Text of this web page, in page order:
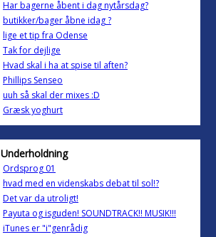
Har bagerne åbent i dag nytårsdag?
butikker/bager åbne idag ?
lige et tip fra Odense
Tak for dejlige
Hvad skal i ha at spise til aften?
Phillips Senseo
uuh så skal der mixes :D
Græsk yoghurt
Underholdning
Ordsprog 01
hvad med en videnskabs debat til sol!?
Det var da utroligt!
Payuta og isguden! SOUNDTRACK!! MUSIK!!!
iTunes er "i"genrådig